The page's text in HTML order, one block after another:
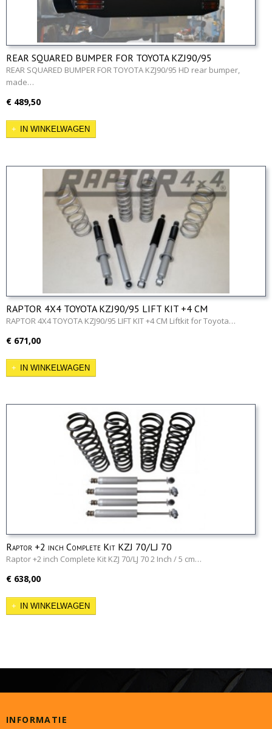
REAR SQUARED BUMPER FOR TOYOTA KZJ90/95
REAR SQUARED BUMPER FOR TOYOTA KZJ90/95 HD rear bumper,
made…
€ 489,50
IN WINKELWAGEN
RAPTOR 4X4 TOYOTA KZJ90/95 LIFT KIT +4 CM
RAPTOR 4X4 TOYOTA KZJ90/95 LIFT KIT +4 CM Liftkit for Toyota…
€ 671,00
IN WINKELWAGEN
Raptor +2 inch Complete Kit KZJ 70/LJ 70
Raptor +2 inch Complete Kit KZJ 70/LJ 70 2 Inch / 5 cm…
€ 638,00
IN WINKELWAGEN
INFORMATIE